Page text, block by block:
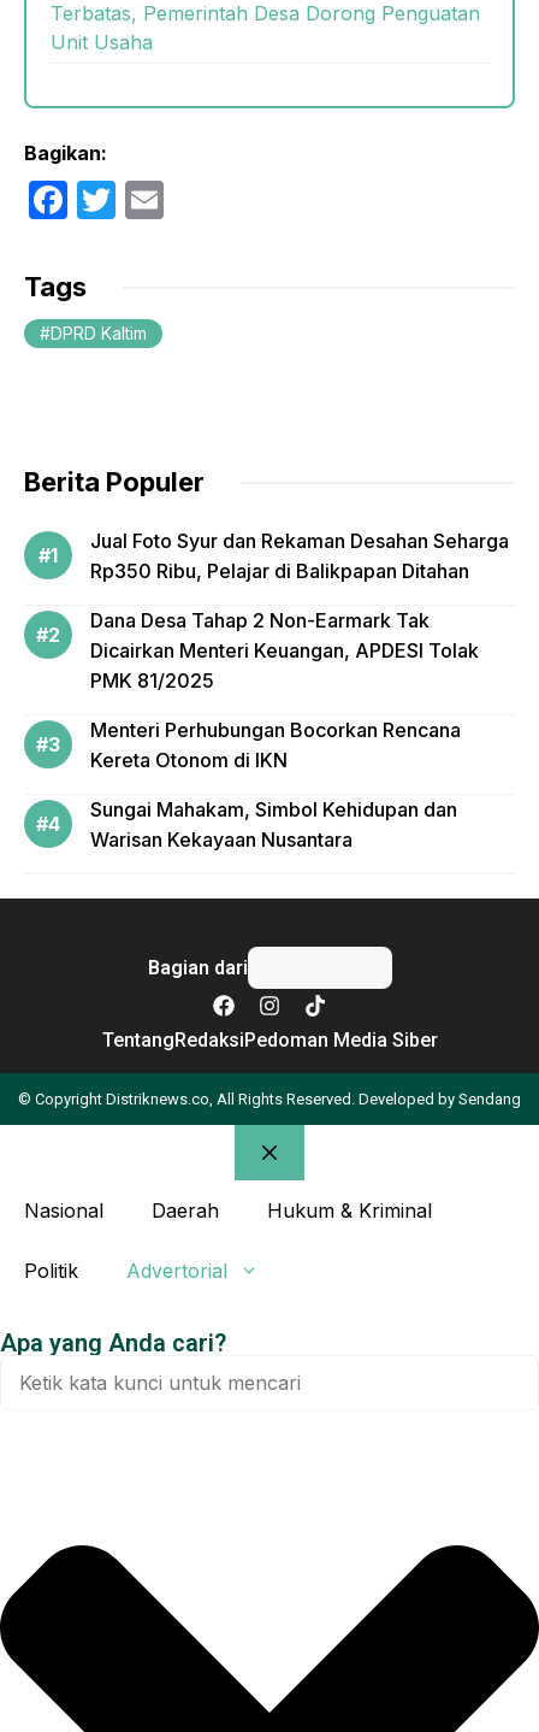
Terbatas, Pemerintah Desa Dorong Penguatan
Unit Usaha
Bagikan:
F
c
e
b
k
T
er
Tags
DPRD Kaltim
Berita Populer
Jual Foto Syur dan Rekaman Desahan Seharga
Rp350 Ribu, Pelajar di Balikpapan Ditahan
Dana Desa Tahap 2 Non-Earmark Tak
Dicairkan Menteri Keuangan, APDESI Tolak
PMK 81/2025
Menteri Perhubungan Bocorkan Rencana
Kereta Otonom di IKN
Sungai Mahakam, Simbol Kehidupan dan
Warisan Kekayaan Nusantara
Bagian dari
TentangRedaksiPedoman Media Siber
© Copyright Distriknews.co, All Rights Reserved. Developed by Sendang
Nasional Daerah Hukum & Kriminal
Politik Advertorial
Apa yang Anda cari?